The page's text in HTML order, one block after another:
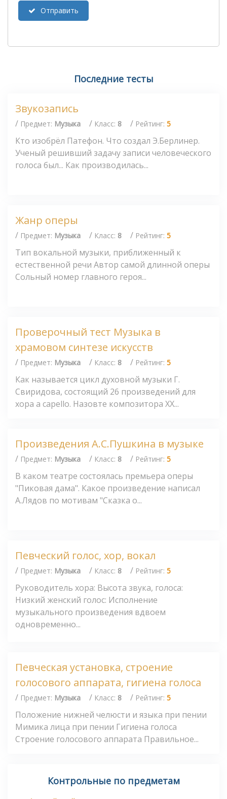
Отправить
Последние тесты
Звукозапись
/ Предмет: Музыка / Класс: 8 / Рейтинг: 5
Кто изобрёл Патефон. Что создал Э.Берлинер.
Ученый решивший задачу записи человеческого
голоса был... Как производилась...
Жанр оперы
/ Предмет: Музыка / Класс: 8 / Рейтинг: 5
Тип вокальной музыки, приближенный к
естественной речи Автор самой длинной оперы
Сольный номер главного героя...
Проверочный тест Музыка в
храмовом синтезе искусств
/ Предмет: Музыка / Класс: 8 / Рейтинг: 5
Как называется цикл духовной музыки Г.
Свиридова, состоящий 26 произведений для
хора a capello. Назовте композитора XX...
Произведения А.С.Пушкина в музыке
/ Предмет: Музыка / Класс: 8 / Рейтинг: 5
В каком театре состоялась премьера оперы
"Пиковая дама". Какое произведение написал
А.Лядов по мотивам "Сказка о...
Певческий голос, хор, вокал
/ Предмет: Музыка / Класс: 8 / Рейтинг: 5
Руководитель хора: Высота звука, голоса:
Низкий женский голос: Исполнение
музыкального произведения вдвоем
одновременно...
Певческая установка, строение
голосового аппарата, гигиена голоса
/ Предмет: Музыка / Класс: 8 / Рейтинг: 5
Положение нижней челюсти и языка при пении
Мимика лица при пении Гигиена голоса
Строение голосового аппарата Правильное...
Контрольные по предметам